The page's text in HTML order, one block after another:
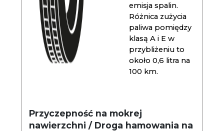
emisja spalin.
Różnica zużycia
paliwa pomiędzy
klasą A i E w
przybliżeniu to
około 0,6 litra na
100 km.
Przyczepność na mokrej
nawierzchni / Droga hamowania na